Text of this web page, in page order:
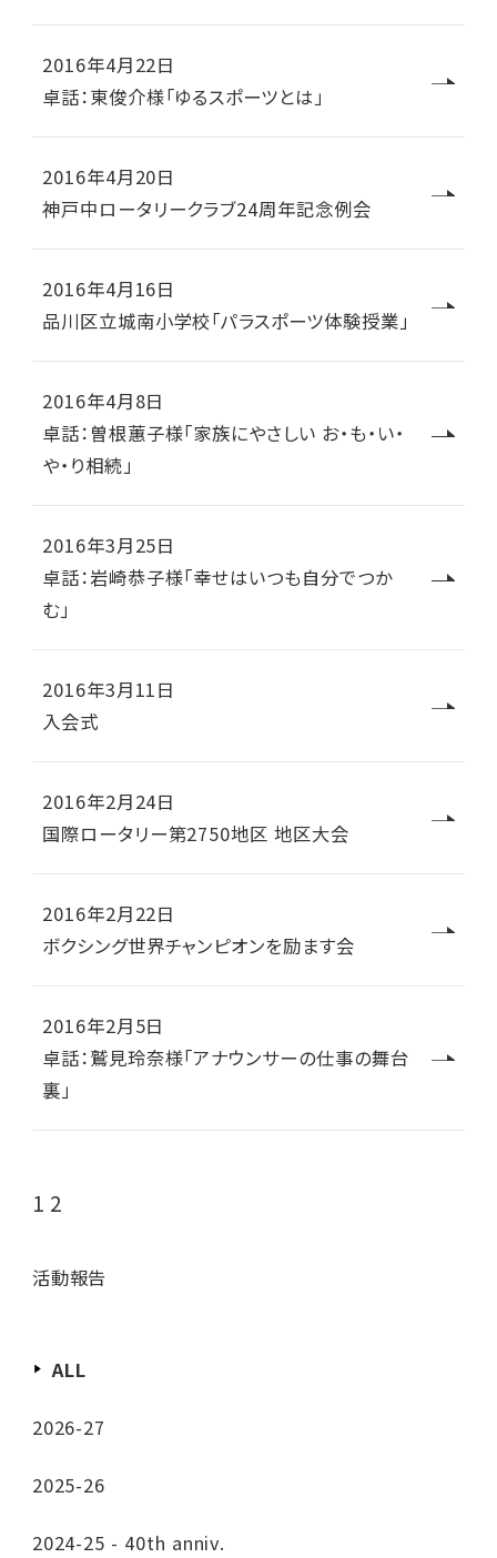
2016年4月22日
卓話：東俊介様「ゆるスポーツとは」
2016年4月20日
神戸中ロータリークラブ24周年記念例会
2016年4月16日
品川区立城南小学校「パラスポーツ体験授業」
2016年4月8日
卓話：曽根蕙子様「家族にやさしい お・も・い・
や・り相続」
2016年3月25日
卓話：岩崎恭子様「幸せはいつも自分でつか
む」
2016年3月11日
入会式
2016年2月24日
国際ロータリー第2750地区 地区大会
2016年2月22日
ボクシング世界チャンピオンを励ます会
2016年2月5日
卓話：鷲見玲奈様「アナウンサーの仕事の舞台
裏」
投稿のページ送り
1 2
活動報告
ALL
2026-27
2025-26
2024-25 - 40th anniv.